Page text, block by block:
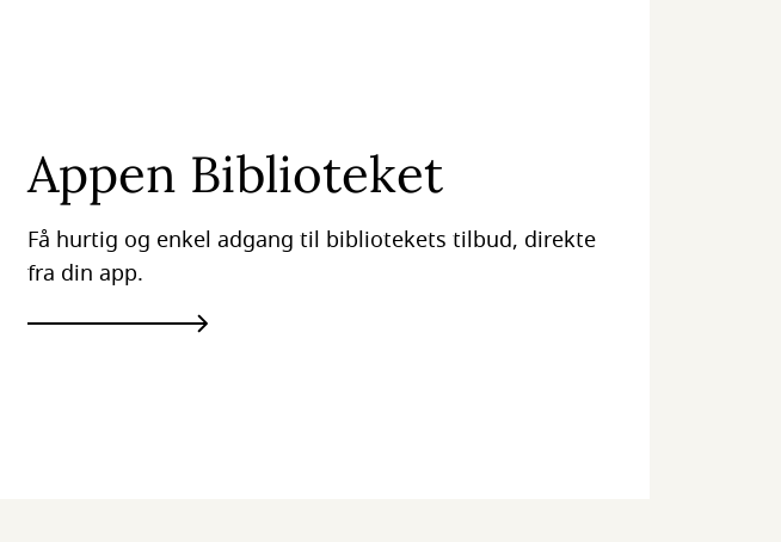
Appen Biblioteket
Få hurtig og enkel adgang til bibliotekets tilbud, direkte
fra din app.